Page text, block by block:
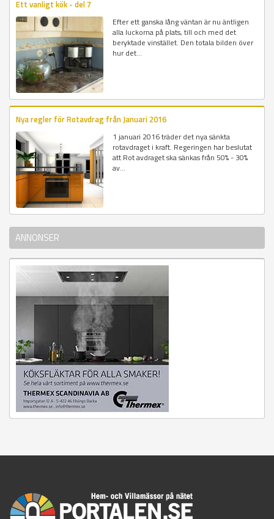
Ett vanligt kök - del 7
Efter ett ganska lång väntan är nu äntligen
alla luckorna på plats, till och med det
beryktade vinstället. Den totala bilden över
hur det...
Nya regler för Rotavdrag från Januari 2016
1 januari 2016 träder det nya sänkta
rotavdraget i kraft. Regeringen har beslutat
att Rot avdraget ska sänkas från 50% - 30%
av...
ANNONSER